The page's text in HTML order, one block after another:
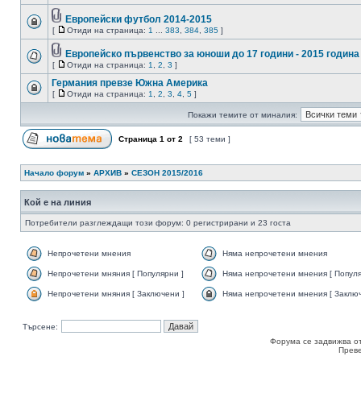
Европейски футбол 2014-2015
[ Отиди на страница: 1 383 384 385 ]
Европейско първенство за юноши до 17 години - 2015 година
[ Отиди на страница: 1 2 3 ]
Германия превзе Южна Америка
[ Отиди на страница: 1 2 3 4 5 ]
Покажи темите от миналия:
Страница 1 от 2 [ 53 теми ]
Начало форум » АРХИВ » СЕЗОН 2015/2016
Кой е на линия
Потребители разглеждащи този форум: 0 регистрирани и 23 госта
Непрочетени мнения Няма непрочетени мнения
Непрочетени мняния [ Популярни ] Няма непрочетени мнения [
Непрочетени мняния [ Заключени ] Няма непрочетени мнения [
Търсене:
Форума се задвижва